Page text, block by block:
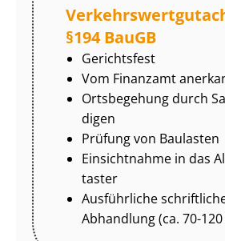
§194 BauGB
Gerichtsfest
Vom Finanzamt
Ortsbegehung durch
di­gen
Prüfung von Baulasten
Einsichtnahme in das
tas­ter
Ausführliche
Abhandlung (ca. 70-